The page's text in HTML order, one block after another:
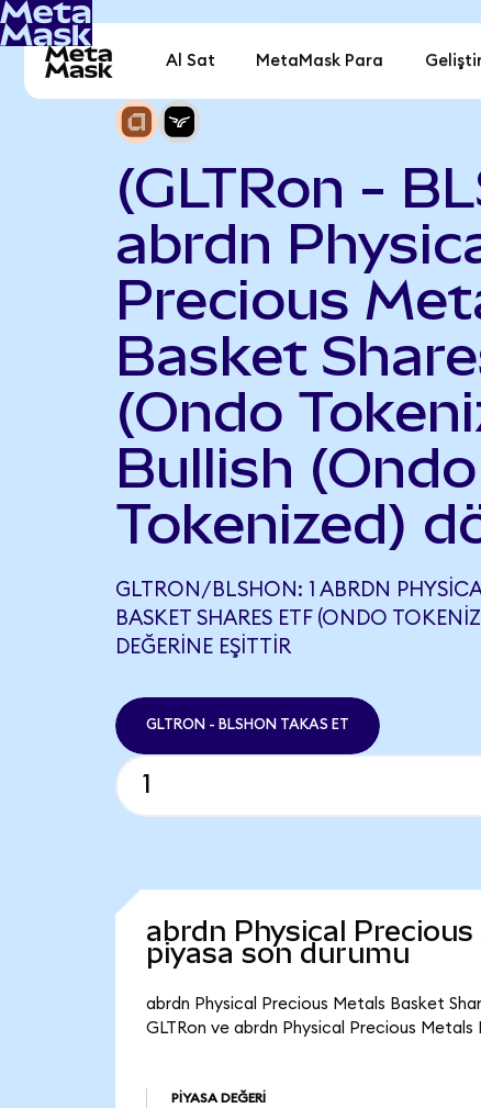
Al Sat MetaMask Para
(GLTRon -
abrdn
Precious
Basket
(Ondo
Bullish (Ondo
Tokenized)
GLTRON/BLSHON: 1 ABRDN
BASKET SHARES ETF (ONDO
DEĞERINE EŞITTIR
GLTRON - BLSHON TAKAS ET
abrdn Physical
piyasa son durumu
abrdn Physical Precious Metals Basket
GLTRon ve abrdn Physical Precious
PIYASA DEĞERI